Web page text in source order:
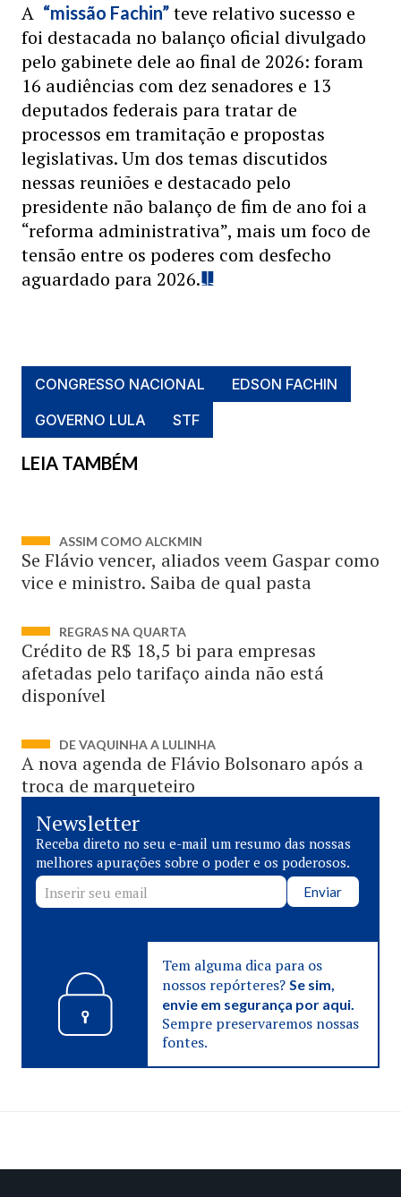
A “missão Fachin” teve relativo sucesso e
foi destacada no balanço oficial divulgado
pelo gabinete dele ao final de 2026: foram
16 audiências com dez senadores e 13
deputados federais para tratar de
processos em tramitação e propostas
legislativas. Um dos temas discutidos
nessas reuniões e destacado pelo
presidente não balanço de fim de ano foi a
“reforma administrativa”, mais um foco de
tensão entre os poderes com desfecho
aguardado para 2026.
CONGRESSO NACIONAL
EDSON FACHIN
GOVERNO LULA
STF
LEIA TAMBÉM
ASSIM COMO ALCKMIN
Se Flávio vencer, aliados veem Gaspar como
vice e ministro. Saiba de qual pasta
REGRAS NA QUARTA
Crédito de R$ 18,5 bi para empresas
afetadas pelo tarifaço ainda não está
disponível
DE VAQUINHA A LULINHA
A nova agenda de Flávio Bolsonaro após a
troca de marqueteiro
Newsletter
Receba direto no seu e-mail um resumo das nossas
melhores apurações sobre o poder e os poderosos.
Enviar
Tem alguma dica para os
nossos repórteres? Se sim,
envie em segurança por aqui.
Sempre preservaremos nossas
fontes.